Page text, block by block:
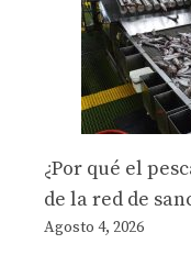
¿Por qué el
de la red de
Agosto 4, 2026